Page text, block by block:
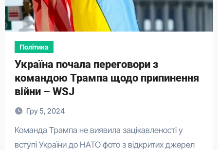
Політика
Україна почала переговори з
командою Трампа щодо припинення
війни – WSJ
Гру 5, 2024
Команда Трампа не виявила зацікавленості у
вступі України до НАТО фото з відкритих джерел